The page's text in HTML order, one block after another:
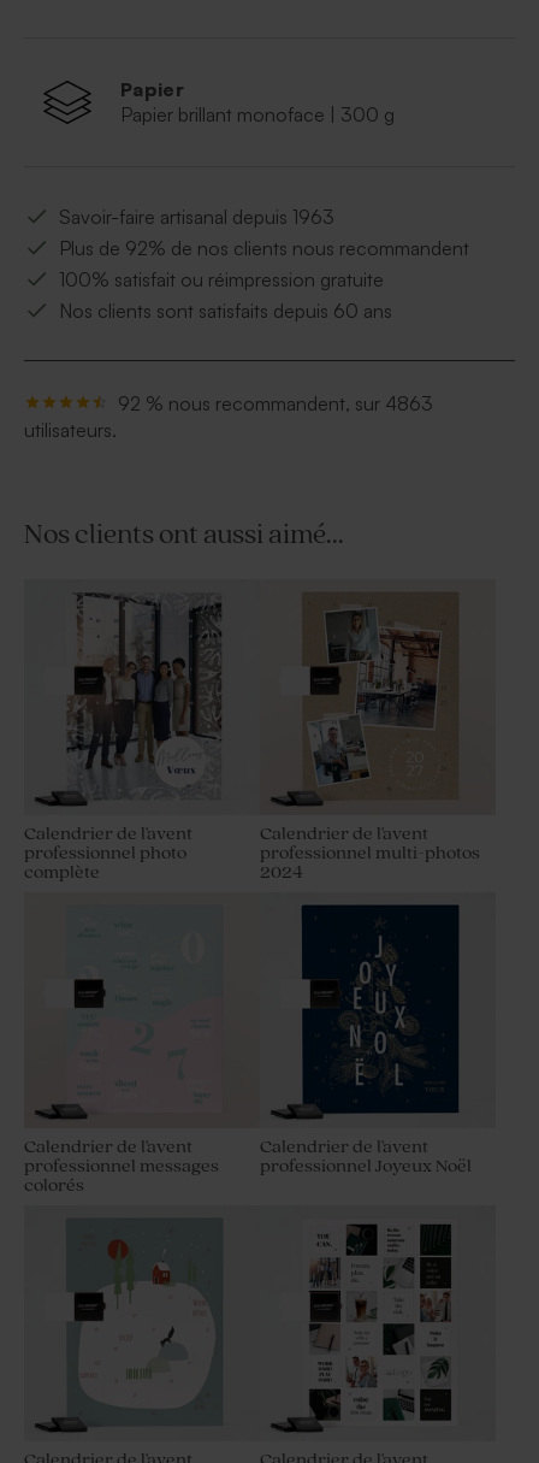
Papier
Papier brillant monoface | 300 g
Savoir-faire artisanal depuis 1963
Plus de 92% de nos clients nous recommandent
100% satisfait ou réimpression gratuite
Nos clients sont satisfaits depuis 60 ans
92 % nous recommandent, sur 4863
utilisateurs.
Nos clients ont aussi aimé...
Calendrier de l'avent
professionnel photo
complète
Calendrier de l'avent
professionnel multi-photos
2024
Calendrier de l'avent
professionnel messages
colorés
Calendrier de l'avent
professionnel Joyeux Noël